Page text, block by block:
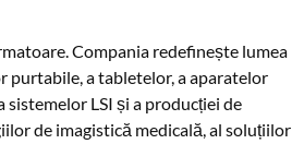
Compania redefinește lumea
purtabile, a tabletelor, a aparatelor
sistemelor LSI și a producției de
de imagistică medicală, al soluțiilor